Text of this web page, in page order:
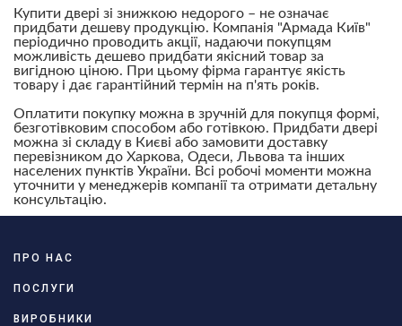
Купити двері зі знижкою недорого – не означає
придбати дешеву продукцію. Компанія "Армада Київ"
періодично проводить акції, надаючи покупцям
можливість дешево придбати якісний товар за
вигідною ціною. При цьому фірма гарантує якість
товару і дає гарантійний термін на п'ять років.
Оплатити покупку можна в зручній для покупця формі,
безготівковим способом або готівкою. Придбати двері
можна зі складу в Києві або замовити доставку
перевізником до Харкова, Одеси, Львова та інших
населених пунктів України. Всі робочі моменти можна
уточнити у менеджерів компанії та отримати детальну
консультацію.
ПРО НАС
ПОСЛУГИ
ВИРОБНИКИ